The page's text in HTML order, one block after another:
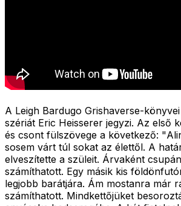
A Leigh Bardugo Grishaverse-
szériát Eric Heisserer jegyzi. Az első
és csont fülszövege a következő: "
sosem várt túl sokat az élettől. A
elveszítette a szüleit. Árvaként
számíthatott. Egy másik kis
legjobb barátjára. Ám mostanra már
számíthatott. Mindkettőjüket